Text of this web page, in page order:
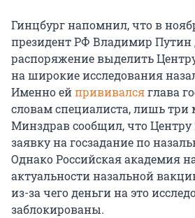
Гинцбург напомнил, что в
президент РФ Владимир Путин
распоряжение выделить
на широкие исследования
Именно ейпрививалсяглава
словам специалиста, лишь три
Минздрав сообщил, что Центру
заявку на госзадание по
Однако Российская академия
актуальности назальной
из-за чего деньги на это
заблокированы.